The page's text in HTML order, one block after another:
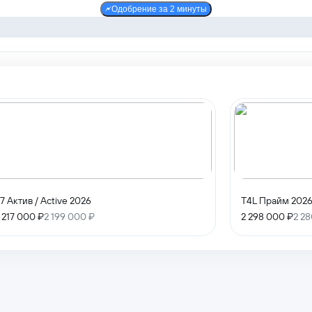
Одобрение за 2 минуты
Актив / Active 2026
217 000 ₽2 199 000 ₽
T4L Прайм 2026
2 298 000 ₽2